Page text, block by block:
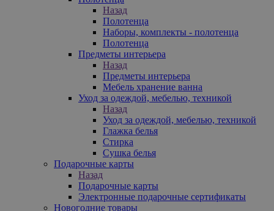
Назад
Полотенца
Наборы, комплекты - полотенца
Полотенца
Предметы интерьера
Назад
Предметы интерьера
Мебель хранение ванна
Уход за одеждой, мебелью, техникой
Назад
Уход за одеждой, мебелью, техникой
Глажка белья
Стирка
Сушка белья
Подарочные карты
Назад
Подарочные карты
Электронные подарочные сертификаты
Новогодние товары